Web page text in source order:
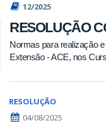
12/2025
RESOLUÇÃO
Normas para realização
Extensão - ACE, nos
RESOLUÇÃO
04/08/2025